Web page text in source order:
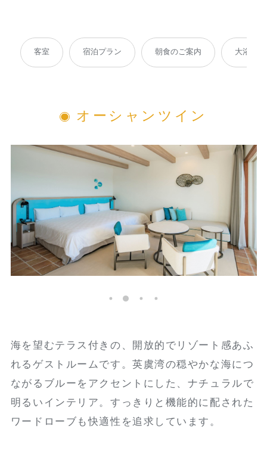
客室 宿泊プラン 朝食のご案内 大浴場
オーシャンツイン
海を望むテラス付きの、開放的でリゾート感あふ
れるゲストルームです。英虞湾の穏やかな海につ
ながるブルーをアクセントにした、ナチュラルで
明るいインテリア。すっきりと機能的に配された
ワードローブも快適性を追求しています。